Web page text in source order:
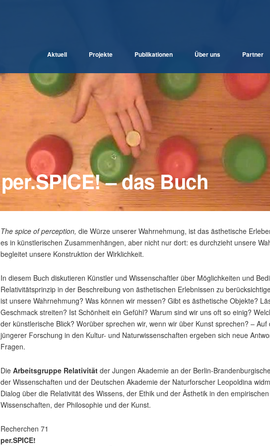
Aktuell Projekte Publikationen Über uns Partner
per.SPICE! – das Buch
The spice of perception, die Würze unserer Wahrnehmung, ist das ästhetische
es in künstlerischen Zusammenhängen, aber nicht nur dort: es durchzieht unsere
begleitet unsere Konstruktion der Wirklichkeit.
In diesem Buch diskutieren Künstler und Wissenschaftler über Möglichkeiten und
Relativitätsprinzip in der Beschreibung von ästhetischen Erlebnissen zu
ist unsere Wahrnehmung? Was können wir messen? Gibt es ästhetische Objekte?
Geschmack streiten? Ist Schönheit ein Gefühl? Warum sind wir uns oft so einig?
der künstlerische Blick? Worüber sprechen wir, wenn wir über Kunst sprechen? – Auf
jüngerer Forschung in den Kultur- und Naturwissenschaften ergeben sich neue
Fragen.
Die Arbeitsgruppe Relativität der Jungen Akademie an der Berlin-
der Wissenschaften und der Deutschen Akademie der Naturforscher Leopoldina
Dialog über die Relativität des Wissens, der Ethik und der Ästhetik in den empirischen
Wissenschaften, der Philosophie und der Kunst.
Recherchen 71
per.SPICE!